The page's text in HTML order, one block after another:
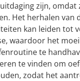
zijn, omdat
Het herhalen van
kan leiden tot
waardoor het
te
te vinden om
zodat het